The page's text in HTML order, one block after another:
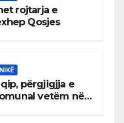
rojtarja e
Qosjes
përgjigjja e
vetëm në